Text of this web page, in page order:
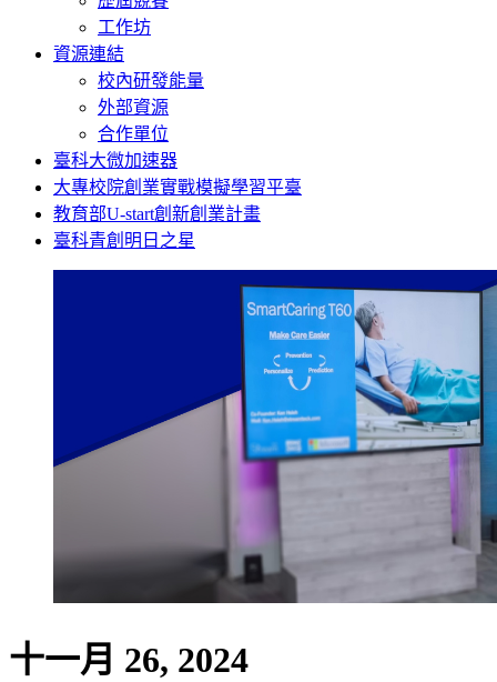
工作坊
資源連結
校內研發能量
外部資源
合作單位
臺科大微加速器
大專校院創業實戰模擬學習平臺
教育部U-start創新創業計畫
臺科青創明日之星
十一月 26, 2024